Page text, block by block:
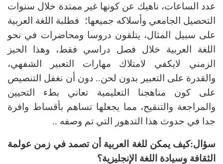
عدد الساعات، ناهيك عن كونها غير ممتدة خلال سنوات
التحصيل الجامعي وأسلاكه جميعها؛ فطلبة اللغة العربية
على سبيل المثال، يتلقون دروسا ومحاضرات في نحو
اللغة العربية خلال فصل دراسي فقط، وهذا الحيز
الزمني لايكفي لامتلاك مهارات التعبير الشفهي،
والقدرة على التعبير بدون لحن.. دون أن نغفل التنصيص
على كون مناهجنا التعليمية تعاني بطء التحيين
والمراجعة والتنقيح، مما يجعلها تساهم بأقساط وافرة
جدا في حدوث هذا التدهور التي تم وصفه ..
سؤال:كيف يمكن للغة العربية أن تصمد في زمن عولمة
الثقافة وسيادة اللغة الإنجليزية؟